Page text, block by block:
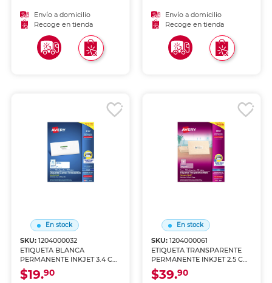
Envío a domicilio
Recoge en tienda
Envío a domicilio
Recoge en tienda
En stock
SKU:1204000032
ETIQUETA BLANCA
PERMANENTE INKJET 3.4 CM
X 10.2 CM PAQ 350
$19.90
En stock
SKU: 1204000061
ETIQUETA TRANSPARENTE
PERMANENTE INKJET 2.5 CM
X 6.7 CM PAQ 300
$39.90